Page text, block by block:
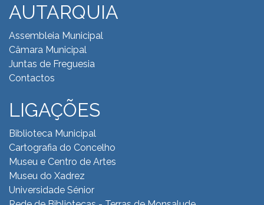
AUTARQUIA
Assembleia Municipal
Câmara Municipal
Juntas de Freguesia
Contactos
LIGAÇÕES
Biblioteca Municipal
Cartografia do Concelho
Museu e Centro de Artes
Museu do Xadrez
Universidade Sénior